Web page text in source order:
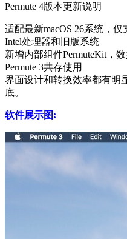
Permute 4版本更新说明
适配最新macOS 26系统，
Intel处理器和旧版系统
新增内部组件PermuteKit，
Permute 3共存使用
界面设计和转换效率都有明
底。
软件展示图: